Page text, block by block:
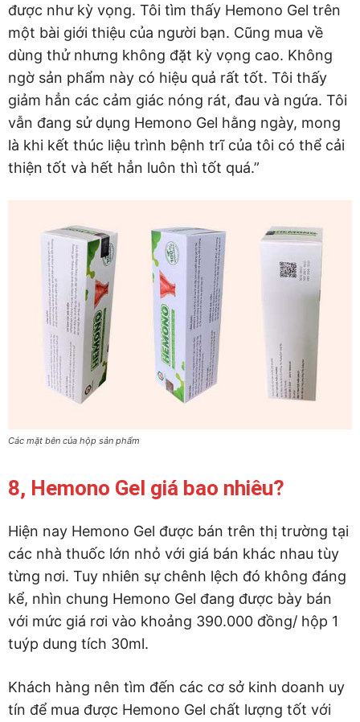
được như kỳ vọng. Tôi tìm thấy Hemono Gel trên
một bài giới thiệu của người bạn. Cũng mua về
dùng thử nhưng không đặt kỳ vọng cao. Không
ngờ sản phẩm này có hiệu quả rất tốt. Tôi thấy
giảm hẳn các cảm giác nóng rát, đau và ngứa. Tôi
vẫn đang sử dụng Hemono Gel hằng ngày, mong
là khi kết thúc liệu trình bệnh trĩ của tôi có thể cải
thiện tốt và hết hẳn luôn thì tốt quá.”
Các mặt bên của hộp sản phẩm
8, Hemono Gel giá bao nhiêu?
Hiện nay Hemono Gel được bán trên thị trường tại
các nhà thuốc lớn nhỏ với giá bán khác nhau tùy
từng nơi. Tuy nhiên sự chênh lệch đó không đáng
kể, nhìn chung Hemono Gel đang được bày bán
với mức giá rơi vào khoảng 390.000 đồng/ hộp 1
tuýp dung tích 30ml.
Khách hàng nên tìm đến các cơ sở kinh doanh uy
tín để mua được Hemono Gel chất lượng tốt với